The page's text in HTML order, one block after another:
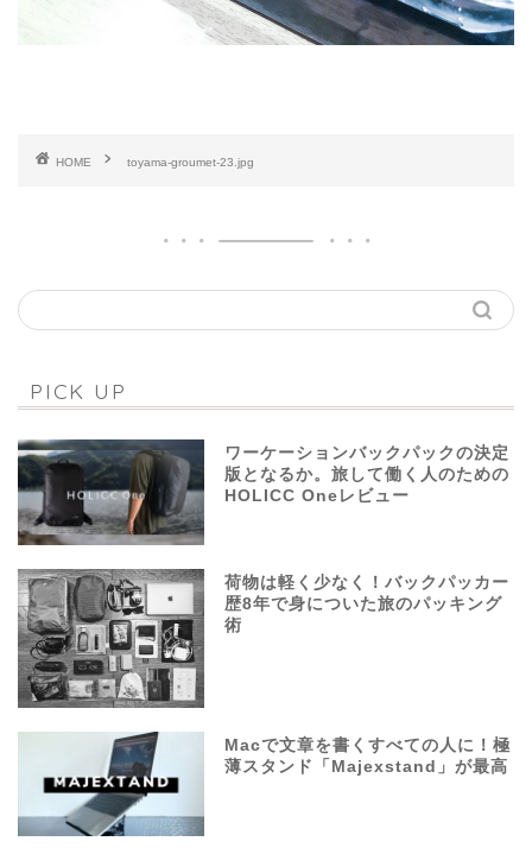
HOME toyama-groumet-23.jpg
PICK UP
ワーケーションバックパックの決定
版となるか。旅して働く人のための
HOLICC Oneレビュー
荷物は軽く少なく！バックパッカー
歴8年で身についた旅のパッキング
術
Macで文章を書くすべての人に！極
薄スタンド「Majexstand」が最高